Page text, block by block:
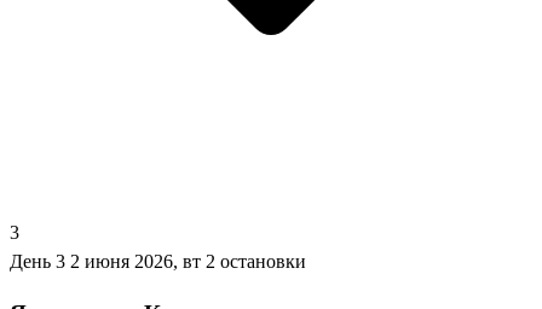
3
День 3 2 июня 2026, вт 2 остановки